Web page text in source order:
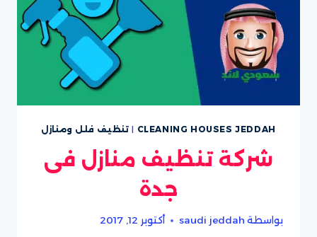
CLEANING HOUSES JEDDAH
| تنظيف فلل ومنازل
شركة تنظيف منازل فى
جدة
بواسطة saudi jeddah أكتوبر 12, 2017